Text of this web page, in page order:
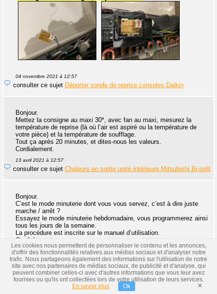
04 novembre 2021 à 12:57
consulter ce sujet Déporter sonde de reprise consoles Daikin
Bonjour.
Mettez la consigne au maxi 30*, avec fan au maxi, mesurez la
température de reprise (là où l’air est aspiré ou la température de
votre pièce) et la température de soufflage.
Tout ça après 20 minutes, et dites-nous les valeurs.
Cordialement.
13 avril 2021 à 12:57
consulter ce sujet Chaleurs en sortie unité intérieure Mitsubishi Bi-split
Bonjour.
C’est le mode minuterie dont vous vous servez, c’est à dire juste
marche / arrêt ?
Essayez le mode minuterie hebdomadaire, vous programmerez ainsi
tous les jours de la semaine.
La procédure est inscrite sur le manuel d’utilisation.
Cordialement.
13 avril 2021 à 12:52
consulter ce sujetClim Daikin réversible qui perd programmation
Les cookies nous permettent de personnaliser le contenu et les annonces,
d'offrir des fonctionnalités relatives aux médias sociaux et d'analyser notre
trafic. Nous partageons également des informations sur l'utilisation de notre
site avec nos partenaires de médias sociaux, de publicité et d'analyse, qui
peuvent combiner celles-ci avec d'autres informations que vous leur avez
fournies ou qu'ils ont collectées lors de votre utilisation de leurs services.
En savoir plus
Ok ×